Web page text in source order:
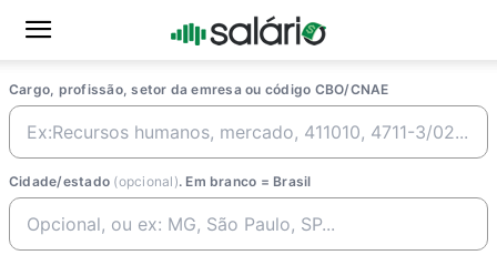
Cargo, profissão, setor da emresa ou código CBO/CNAE
Cidade/estado (opcional). Em branco = Brasil